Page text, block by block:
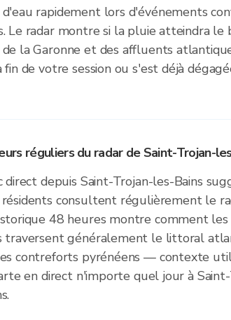
rapidement lors d'événements
Le radar montre si la pluie atteindra le
la Garonne et des affluents
fin de votre session ou s'est déjà
réguliers du radar de Saint-Trojan-
direct depuis Saint-Trojan-les-Bains
consultent régulièrement le
48 heures montre comment les
traversent généralement le littoral
contreforts pyrénéens — contexte
en direct n'importe quel jour à